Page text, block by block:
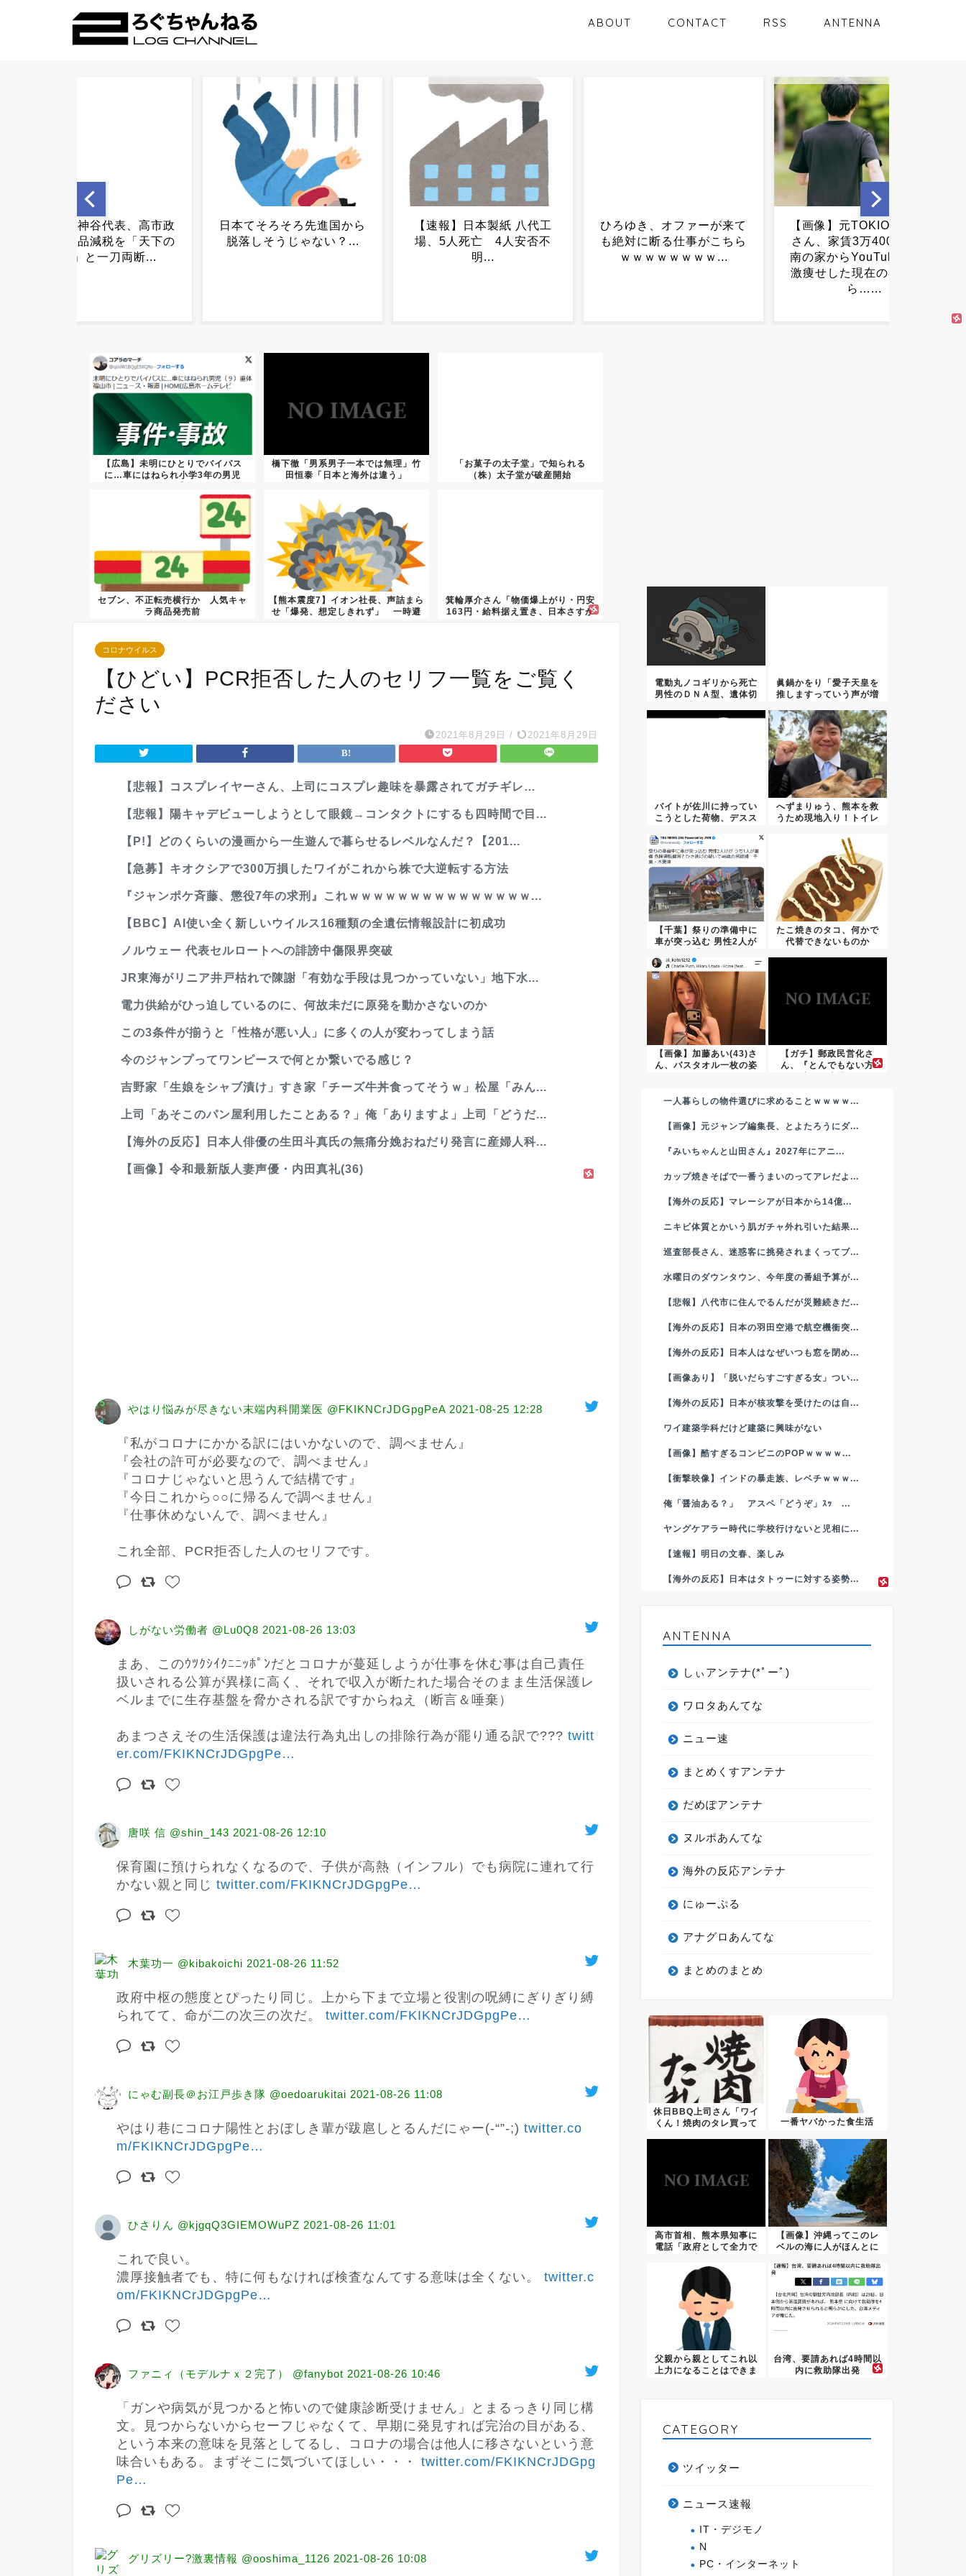
ABOUT CONTACT RSS ANTENNA
【速報】日本製紙 八代工
場、5人死亡 4人安否不
ひろゆき、オファーが来て
も絶対に断る仕事がこちら
ｗｗｗｗｗｗｗｗ...
【画像】元TOKIO山口達也
さん、家賃3万4000円の湘
南の家からYouTube更新。
【北海道】コンビニに侵入
し店内に16時間隠れ続け
る 新幹線工事作業員のベ
トナム国籍の少年逮捕...
日本てそろそろ先進国から
脱落しそうじゃない？...
【広島】未明にひとりでバイパス
に…車にはねられ小学3年の男児
橋下徹「男系男子一本では無理」竹
田恒泰「日本と海外は違う」
「お菓子の太子堂」で知られる
（株）太子堂が破産開始
セブン、不正転売横行か 人気キャ
ラ商品発売前
【熊本震度7】イオン社長、声詰まら
せ「爆発、想定しきれず」 一時避
箕輪厚介さん「物価爆上がり・円安
163円・給料据え置き、日本さすが
コロナウイルス
【ひどい】PCR拒否した人のセリフ一覧をご覧く
ださい
2021年8月29日 / 2021年8月29日
【悲報】コスプレイヤーさん、上司にコスプレ趣味を暴露されてガチギレ…
【悲報】陽キャデビューしようとして眼鏡→コンタクトにするも四時間で目...
【P!】どのくらいの漫画から一生遊んで暮らせるレベルなんだ？【201...
【急募】キオクシアで300万損したワイがこれから株で大逆転する方法
『ジャンポケ斉藤、懲役7年の求刑』これｗｗｗｗｗｗｗｗｗｗｗｗｗｗｗ...
【BBC】AI使い全く新しいウイルス16種類の全遺伝情報設計に初成功
ノルウェー 代表セルロートへの誹謗中傷限界突破
JR東海がリニア井戸枯れで陳謝「有効な手段は見つかっていない」地下水...
電力供給がひっ迫しているのに、何故未だに原発を動かさないのか
この3条件が揃うと「性格が悪い人」に多くの人が変わってしまう話
今のジャンプってワンピースで何とか繋いでる感じ？
吉野家「生娘をシャブ漬け」すき家「チーズ牛丼食ってそうｗ」松屋「みん...
上司「あそこのパン屋利用したことある？」俺「ありますよ」上司「どうだ...
【海外の反応】日本人俳優の生田斗真氏の無痛分娩おねだり発言に産婦人科...
【画像】令和最新版人妻声優・内田真礼(36)
やはり悩みが尽きない末端内科開業医 @FKIKNCrJDGpgPeA 2021-08-25 12:28
『私がコロナにかかる訳にはいかないので、調べません』
『会社の許可が必要なので、調べません』
『コロナじゃないと思うんで結構です』
『今日これから○○に帰るんで調べません』
『仕事休めないんで、調べません』
これ全部、PCR拒否した人のセリフです。
しがない労働者 @Lu0Q8 2021-08-26 13:03
まあ、このｳﾂｸｼｲｸﾆﾆｯﾎﾟﾝだとコロナが蔓延しようが仕事を休む事は自己責任
扱いされる公算が異様に高く、それで収入が断たれた場合そのまま生活保護レ
ベルまでに生存基盤を脅かされる訳ですからねえ（断言＆唾棄）
あまつさえその生活保護は違法行為丸出しの排除行為が罷り通る訳で??? twitt
er.com/FKIKNCrJDGpgPe…
唐咲 信 @shin_143 2021-08-26 12:10
保育園に預けられなくなるので、子供が高熱（インフル）でも病院に連れて行
かない親と同じ twitter.com/FKIKNCrJDGpgPe…
木葉功一 @kibakoichi 2021-08-26 11:52
政府中枢の態度とぴったり同じ。上から下まで立場と役割の呪縛にぎりぎり縛
られてて、命が二の次三の次だ。 twitter.com/FKIKNCrJDGpgPe…
にゃむ副長＠お江戸歩き隊 @oedoarukitai 2021-08-26 11:08
やはり巷にコロナ陽性とおぼしき輩が跋扈しとるんだにゃー(-“”-;) twitter.co
m/FKIKNCrJDGpgPe…
ひさりん @kjgqQ3GIEMOWuPZ 2021-08-26 11:01
これで良い。
濃厚接触者でも、特に何もなければ検査なんてする意味は全くない。 twitter.c
om/FKIKNCrJDGpgPe…
ファニィ（モデルナｘ２完了） @fanybot 2021-08-26 10:46
「ガンや病気が見つかると怖いので健康診断受けません」とまるっきり同じ構
文。見つからないからセーフじゃなくて、早期に発見すれば完治の目がある、
という本来の意味を見落としてるし、コロナの場合は他人に移さないという意
味合いもある。まずそこに気づいてほしい・・・ twitter.com/FKIKNCrJDGpg
Pe…
グリズリー?激裏情報 @ooshima_1126 2021-08-26 10:08
電動丸ノコギリから死亡
男性のＤＮＡ型、遺体切
眞鍋かをり「愛子天皇を
推しますっていう声が増
バイトが佐川に持ってい
こうとした荷物、デスス
へずまりゅう、熊本を救
うため現地入り！トイレ
【千葉】祭りの準備中に
車が突っ込む 男性2人が
たこ焼きのタコ、何かで
代替できないものか
【画像】加藤あい(43)さ
ん、バスタオル一枚の姿
【ガチ】郵政民営化さ
ん、『とんでもない方
一人暮らしの物件選びに求めることｗｗｗｗ...
【画像】元ジャンプ編集長、とよたろうにダ...
『みいちゃんと山田さん』2027年にアニ...
カップ焼きそばで一番うまいのってアレだよ...
【海外の反応】マレーシアが日本から14億...
ニキビ体質とかいう肌ガチャ外れ引いた結果...
巡査部長さん、迷惑客に挑発されまくってブ...
水曜日のダウンタウン、今年度の番組予算が...
【悲報】八代市に住んでるんだが災難続きだ...
【海外の反応】日本の羽田空港で航空機衝突...
【海外の反応】日本人はなぜいつも窓を閉め...
【画像あり】「脱いだらすごすぎる女」つい...
【海外の反応】日本が核攻撃を受けたのは自...
ワイ建築学科だけど建築に興味がない
【画像】酷すぎるコンビニのPOPｗｗｗｗ...
【衝撃映像】インドの暴走族、レベチｗｗｗ...
俺「醤油ある？」 アスペ「どうぞ」ｽｯ ...
ヤングケアラー時代に学校行けないと児相に...
【速報】明日の文春、楽しみ
【海外の反応】日本はタトゥーに対する姿勢...
ANTENNA
しぃアンテナ(*ﾟーﾟ)
ワロタあんてな
ニュー速
まとめくすアンテナ
だめぽアンテナ
ヌルポあんてな
海外の反応アンテナ
にゅーぷる
アナグロあんてな
まとめのまとめ
休日BBQ上司さん「ワイ
くん！焼肉のタレ買って
一番ヤバかった食生活
高市首相、熊本県知事に
電話「政府として全力で
【画像】沖縄ってこのレ
ベルの海に人がほんとに
父親から親としてこれ以
上力になることはできま
台湾、要請あれば4時間以
内に救助隊出発
CATEGORY
ツイッター
ニュース速報
IT・デジモノ
N
PC・インターネット